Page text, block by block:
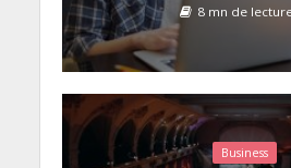
8 mn de
Business